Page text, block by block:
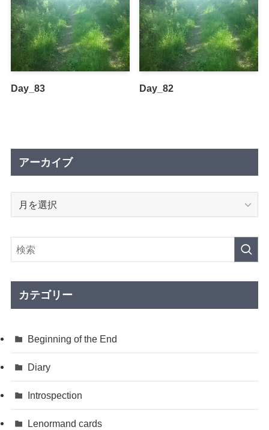
Day_83 Day_82
アーカイブ
イ
カテゴリー
Beginning of the End
Diary
Introspection
Lenormand cards